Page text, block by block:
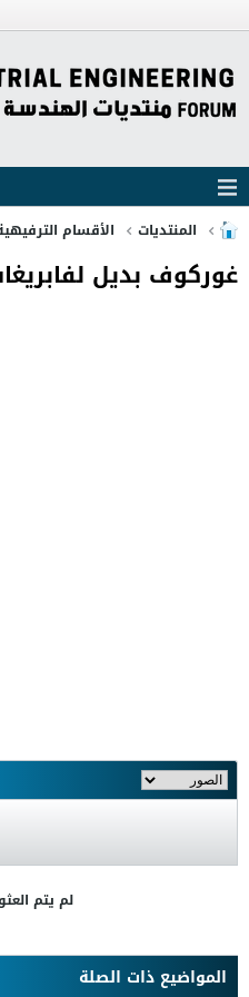
المنتديات الأقسام
غوركوف بديل
لم يتم
المواضيع ذات الصلة